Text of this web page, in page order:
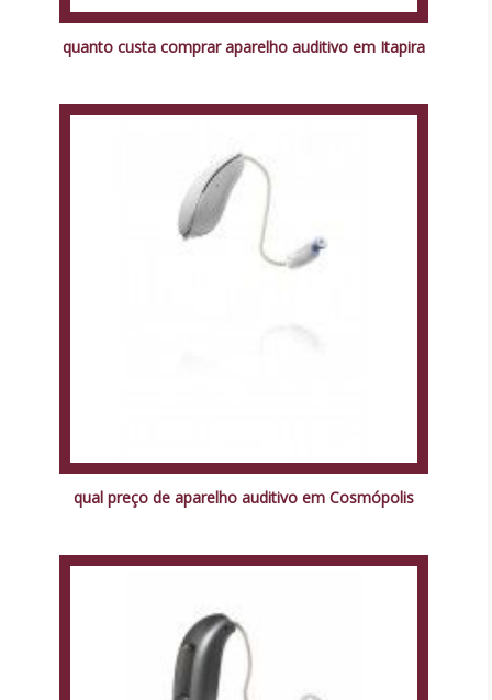
quanto custa comprar aparelho auditivo em Itapira
qual preço de aparelho auditivo em Cosmópolis